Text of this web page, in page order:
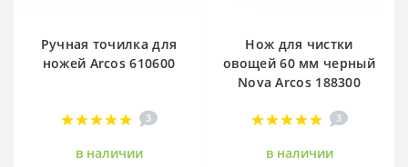
Ручная точилка для
ножей Arcos 610600
3
в наличии
Нож для чистки
овощей 60 мм черный
Nova Arcos 188300
3
в наличии